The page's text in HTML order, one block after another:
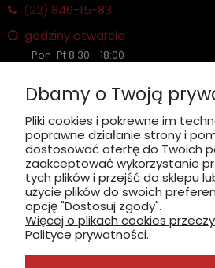
(22) 846-15-83
godziny otwarcia
Pon-Pt 8:30 - 18:00
Płatność: gotówka, karta, BLIK
Dbamy o Twoją
Pliki cookies i pokrewne im
poprawne działanie strony i
dostosować ofertę do Twoich
zaakceptować wykorzystanie
tych plików i przejść do sklepu
użycie plików do swoich
opcję "Dostosuj zgody".
Więcej o plikach cookies
Polityce prywatności.